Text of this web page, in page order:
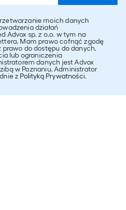
moich danych
działań
Advox sp. z o.o. w tym na
Mam prawo cofnąć zgodę
prawo do dostępu do danych,
lub ograniczenia
danych jest Advox
w Poznaniu. Administrator
z Polityką Prywatności.